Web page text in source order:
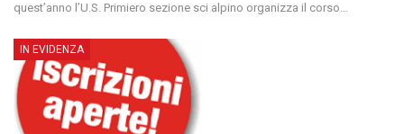
quest’anno l’U.S. Primiero sezione sci alpino organizza il corso
IN EVIDENZA